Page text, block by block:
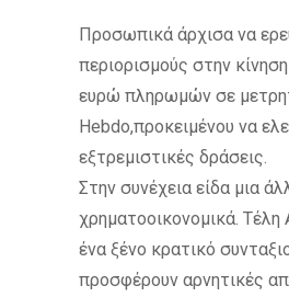
Προσωπικά άρχισα να
περιορισμούς στην
ευρώ πληρωμών σε
Hebdo,προκειμένου να
εξτρεμιστικές δράσεις.
Στην συνέχεια είδα μια
χρηματοοικονομικά. Τέλη
ένα ξένο κρατικό
προσφέρουν αρνητικές